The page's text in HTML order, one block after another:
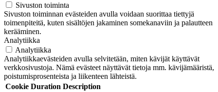
Sivuston toiminta
Sivuston toiminnan evästeiden avulla voidaan suorittaa tiettyjä
toimenpiteitä, kuten sisältöjen jakaminen somekanaviin ja palautteen
kerääminen.
Analytiikka
Analytiikka
Analytiikkaevästeiden avulla selvitetään, miten kävijät käyttävät
verkkosivustoja. Nämä evästeet näyttävät tietoja mm. kävijämääristä,
poistumisprosenteista ja liikenteen lähteistä.
Cookie Duration Description